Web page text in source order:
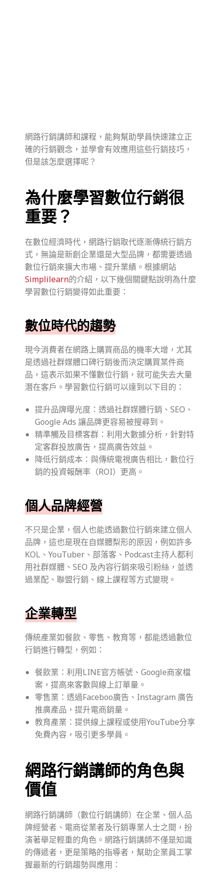
網路行銷講師和課程，能夠幫助學員快速建立正
確的行銷觀念，並學會有效應用這些行銷技巧，
但是該怎麼選擇呢？
為什麼學習數位行銷很
重要？
在數位經濟時代，網路行銷取代逐漸傳統行銷方
式，無論是新創企業還是大型品牌，都需要透過
數位行銷來擴大市場、提升業績。根據網站
Simplilearn的介紹，以下幾個關鍵點說明為什麼
學習數位行銷變得如此重要：
數位時代的趨勢
現今消費者在網路上購買商品的機率大增，尤其
是透過社群媒體口碑行銷後而決定購買某件商
品，這表示如果不懂數位行銷，就可能失去大量
潛在客戶。學習數位行銷可以達到以下目的：
提升品牌曝光度：透過社群媒體行銷、SEO、
Google Ads 讓品牌更容易被搜尋到。
精準觸及目標客群：利用大數據分析，針對特
定客群投放廣告，提高廣告效益。
降低行銷成本：與傳統電視廣告相比，數位行
銷的投資報酬率（ROI）更高。
個人品牌經營
不只是企業，個人也能透過數位行銷來建立個人
品牌，這也是現在自媒體梨形的原因，例如許多
KOL、YouTuber、部落客、Podcast主持人都利
用社群媒體、SEO 及內容行銷來吸引粉絲，並透
過業配、聯盟行銷、線上課程等方式變現。
企業轉型
傳統產業如餐飲、零售、教育等，都能透過數位
行銷進行轉型，例如：
餐飲業：利用LINE官方帳號、Google商家檔
案，提高來客數與線上訂單量。
零售業：透過Faceboo廣告、Instagram 廣告
推廣產品，提升電商銷量。
教育產業：提供線上課程或使用YouTube分享
免費內容，吸引更多學員。
網路行銷講師的角色與
價值
網路行銷講師（數位行銷講師）在企業、個人品
牌經營者、電商從業者及行銷專業人士之間，扮
演著舉足輕重的角色。網路行銷講師不僅是知識
的傳遞者，更是策略的指導者，幫助企業員工掌
握最新的行銷趨勢與應用：